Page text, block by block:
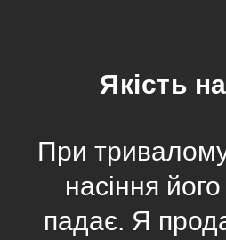
Якість
При тривалому
насіння
падає. Я